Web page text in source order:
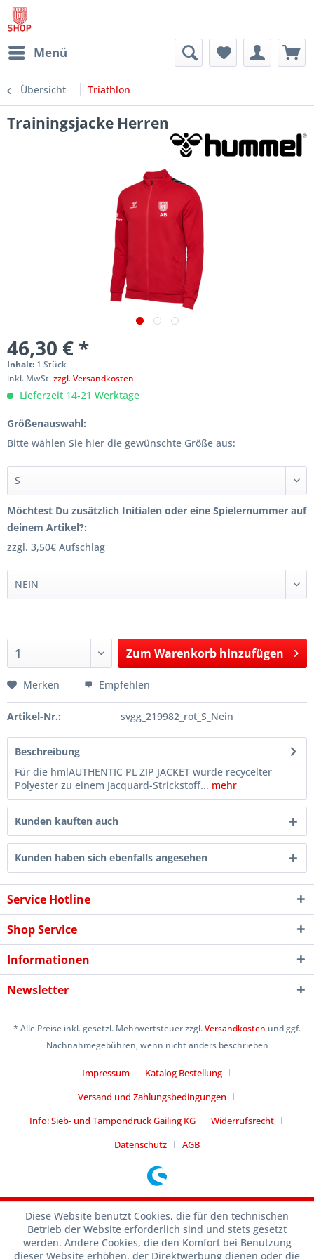
Menü
Übersicht Triathlon
Trainingsjacke Herren
46,30 € *
Inhalt: 1 Stück
inkl. MwSt.zzgl. Versandkosten
Lieferzeit 14-21 Werktage
Größenauswahl:
Bitte wählen Sie hier die gewünschte Größe aus:
Möchtest Du zusätzlich Initialen oder eine Spielernummer auf
deinem Artikel?:
zzgl. 3,50€ Aufschlag
Zum Warenkorb hinzufügen
Merken Empfehlen
Artikel-Nr.: svgg_219982_rot_S_Nein
Beschreibung
Für die hmlAUTHENTIC PL ZIP JACKET wurde recycelter
Polyester zu einem Jacquard-Strickstoff... mehr
Kunden kauften auch
Kunden haben sich ebenfalls angesehen
Service Hotline
Shop Service
Informationen
Newsletter
* Alle Preise inkl. gesetzl. Mehrwertsteuer zzgl.Versandkosten und ggf.
Nachnahmegebühren, wenn nicht anders beschrieben
Impressum
Katalog Bestellung
Versand und Zahlungsbedingungen
Info: Sieb- und Tampondruck Gailing KG
Widerrufsrecht
Datenschutz
AGB
Diese Website benutzt Cookies, die für den technischen
Betrieb der Website erforderlich sind und stets gesetzt
werden. Andere Cookies, die den Komfort bei Benutzung
dieser Website erhöhen, der Direktwerbung dienen oder die